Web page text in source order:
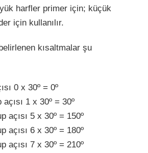
harfler primer için; küçük
için kullanılır.
kısaltmalar şu
0 x 30º = 0º
1 x 30º = 30º
açısı 5 x 30º = 150º
açısı 6 x 30º = 180º
açısı 7 x 30º = 210º